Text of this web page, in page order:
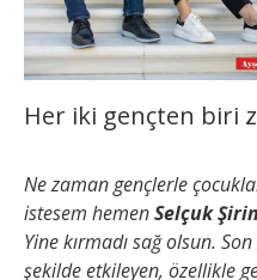
Her iki gençten biri
Ne zaman gençlerle
istesem hemenSelçuk
Yine kırmadı sağ olsun.
şekilde etkileyen, özellikle